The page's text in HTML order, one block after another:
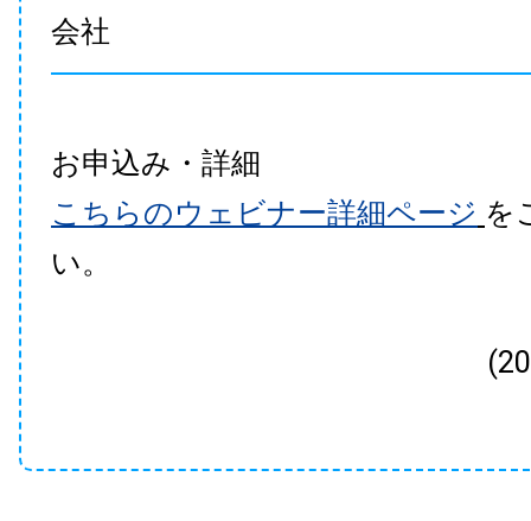
会社
お申込み・詳細
こちらのウェビナー詳細ページ を
い。